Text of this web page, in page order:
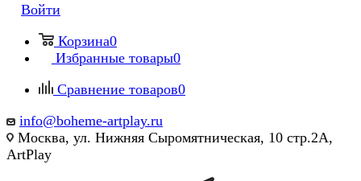
Войти
Корзина0
Избранные товары0
Сравнение товаров0
info@boheme-artplay.ru
Москва, ул. Нижняя Сыромятническая, 10 стр.2А,
ArtPlay